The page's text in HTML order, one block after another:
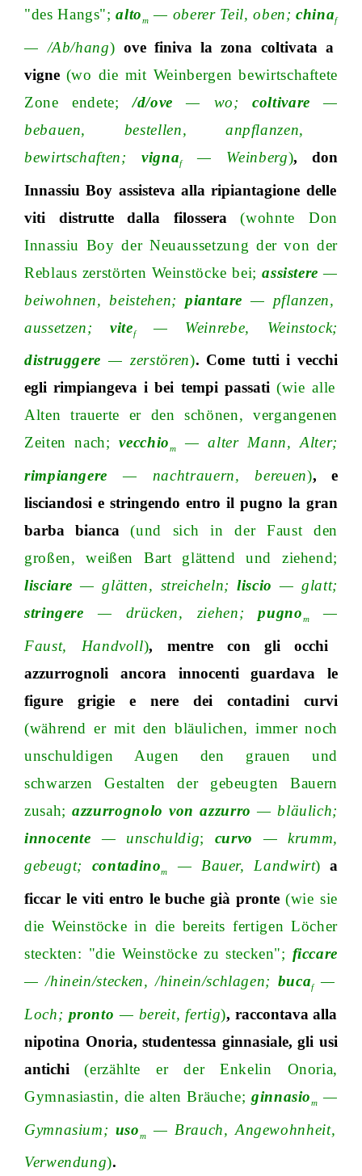
"des Hangs"; altom — oberer Teil, oben; chinaf
— /Ab/hang) ove finiva lazona coltivata a
vigne (wo die mit Weinbergen bewirtschaftete
Zone endete; /d/ove — wo; coltivare —
bebauen, bestellen, anpflanzen,
bewirtschaften; vignaf— Weinberg),don
Innassiu Boy assisteva alla ripiantagione delle
viti
distruttedalla filossera
(wohnte Don
Innassiu Boy der Neuaussetzung der von der
Reblaus zerstörten Weinstöcke bei; assistere —
beiwohnen, beistehen; piantare — pflanzen,
aussetzen; vitef— Weinrebe, Weinstock;
distruggere — zerstören). Come tutti ivecchi
eglirimpiangeva ibei tempi passati (wie alle
Alten trauerte er den schönen, vergangenen
Zeiten nach; vecchiom — alter Mann, Alter;
rimpiangere — nachtrauern, bereuen), e
lisciandosi e stringendo entro il pugno la gran
barba
bianca
(und sich in der Faust den
großen, weißen Bart glättend und ziehend;
lisciare — glätten, streicheln; liscio — glatt;
stringere — drücken, ziehen; pugnom
—
Faust, Handvoll), mentre con gli occhi
azzurrognoli ancora innocenti guardava le
figure
grigie e nere dei contadini curvi
(während er mit den bläulichen, immer noch
unschuldigen Augen den grauen und
schwarzen Gestalten der gebeugten Bauern
zusah; azzurrognolo von azzurro — bläulich;
innocente — unschuldig; curvo — krumm,
gebeugt; contadinom — Bauer, Landwirt) a
ficcar le viti entro lebuche già pronte (wie sie
die Weinstöcke in die bereits fertigen Löcher
steckten: "die Weinstöcke zu stecken"; ficcare
— /hinein/stecken,/hinein/schlagen; bucaf—
Loch; pronto — bereit, fertig), raccontava alla
nipotina Onoria, studentessa ginnasiale, gliusi
antichi
(erzählte er der Enkelin Onoria,
Gymnasiastin, die alten Bräuche; ginnasiom —
Gymnasium; usom — Brauch, Angewohnheit,
Verwendung).